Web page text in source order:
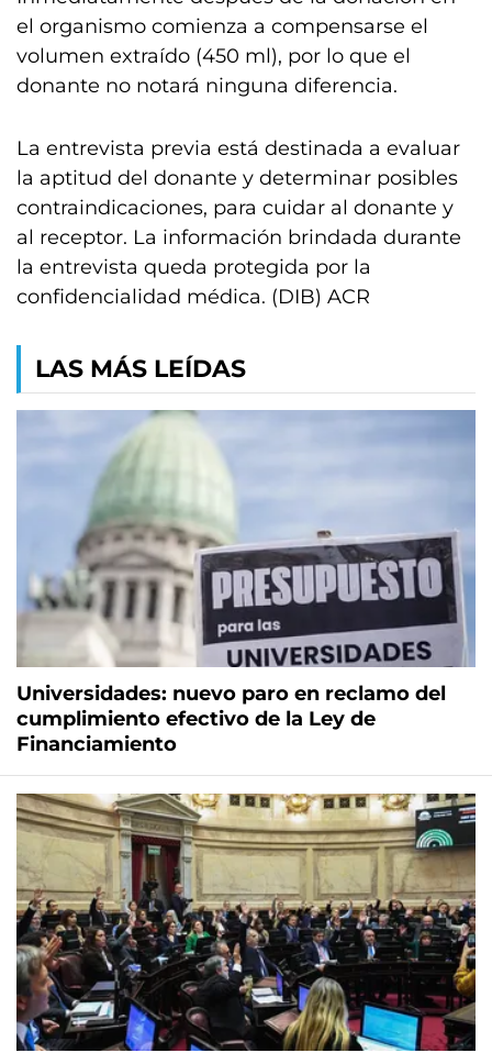
el organismo comienza a compensarse el
volumen extraído (450 ml), por lo que el
donante no notará ninguna diferencia.
La entrevista previa está destinada a evaluar
la aptitud del donante y determinar posibles
contraindicaciones, para cuidar al donante y
al receptor. La información brindada durante
la entrevista queda protegida por la
confidencialidad médica. (DIB) ACR
LAS MÁS LEÍDAS
Universidades: nuevo paro en reclamo del
cumplimiento efectivo de la Ley de
Financiamiento